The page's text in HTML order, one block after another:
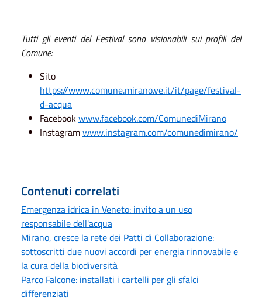
Tutti gli eventi del Festival sono visionabili sui profili del
Comune:
Sito
https://www.comune.mirano.ve.it/it/page/festival-
d-acqua
Facebookwww.facebook.com/ComunediMirano
Instagramwww.instagram.com/comunedimirano/
Contenuti correlati
Emergenza idrica in Veneto: invito a un uso
responsabile dell'acqua
Mirano, cresce la rete dei Patti di Collaborazione:
sottoscritti due nuovi accordi per energia rinnovabile e
la cura della biodiversità
Parco Falcone: installati i cartelli per gli sfalci
differenziati